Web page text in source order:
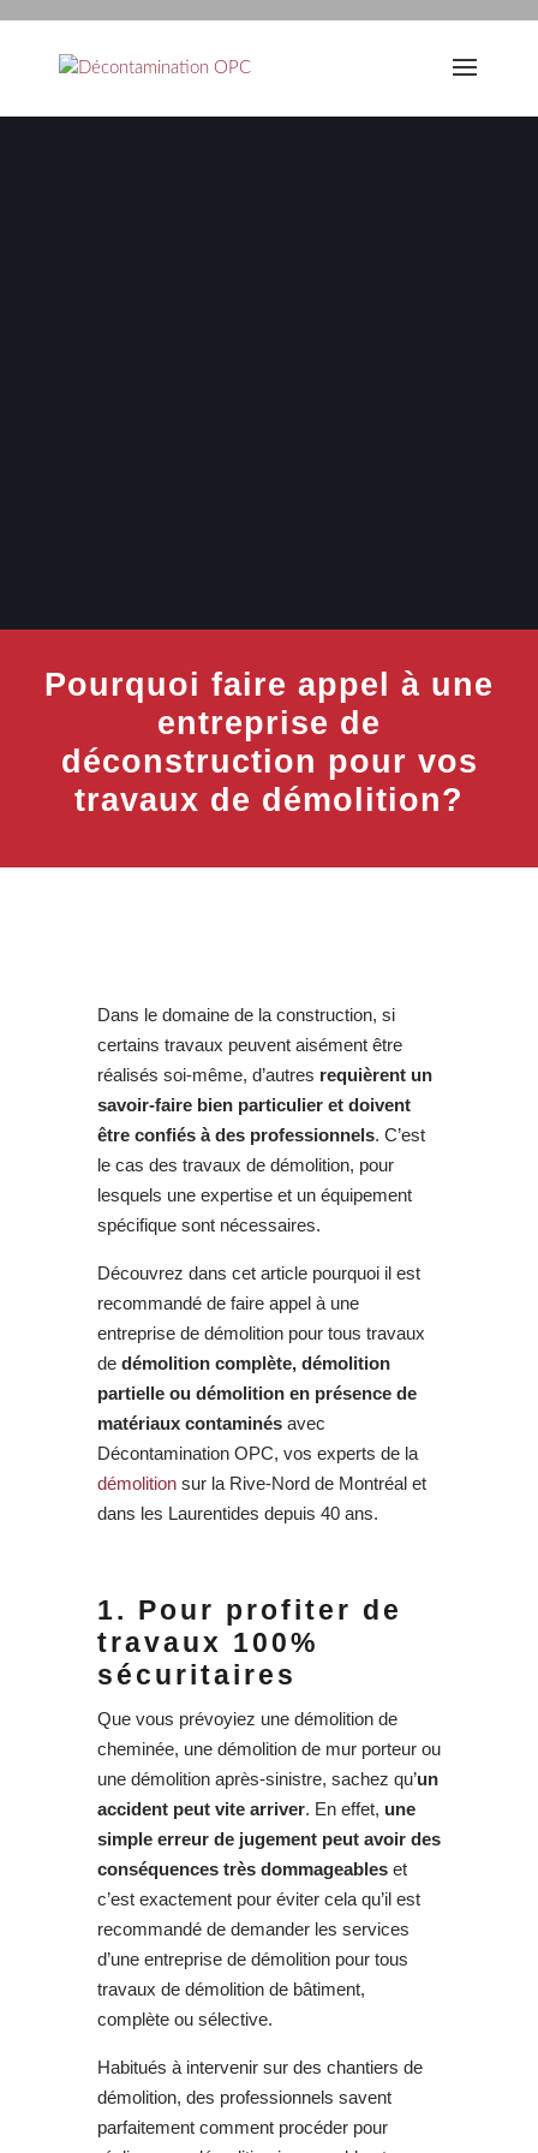
Pourquoi faire appel à une
entreprise de
déconstruction pour vos
travaux de démolition?
Dans le domaine de la construction, si
certains travaux peuvent aisément être
réalisés soi-même, d’autres requièrent un
savoir-faire bien particulier et doivent
être confiés à des professionnels. C’est
le cas des travaux de démolition, pour
lesquels une expertise et un équipement
spécifique sont nécessaires.
Découvrez dans cet article pourquoi il est
recommandé de faire appel à une
entreprise de démolition pour tous travaux
de démolition complète, démolition
partielle ou démolition en présence de
matériaux contaminésavec
Décontamination OPC, vos experts de la
démolitionsur la Rive-Nord de Montréal et
dans les Laurentides depuis 40 ans.
1. Pour profiter de
travaux 100%
sécuritaires
Que vous prévoyiez une démolition de
cheminée, une démolition de mur porteur ou
une démolition après-sinistre, sachez qu’un
accident peut vite arriver. En effet, une
simple erreur de jugement peut avoir des
conséquences très dommageableset
c’est exactement pour éviter cela qu’il est
recommandé de demander les services
d’une entreprise de démolition pour tous
travaux de démolition de bâtiment,
complète ou sélective.
Habitués à intervenir sur des chantiers de
démolition, des professionnels savent
parfaitement comment procéder pour